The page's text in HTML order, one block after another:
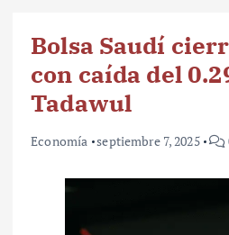
Bolsa Saudí
con caída del
Tadawul
Economía septiembre 7, 2025